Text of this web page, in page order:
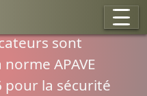
APAVE
sont
APAVE
pour la sécurité